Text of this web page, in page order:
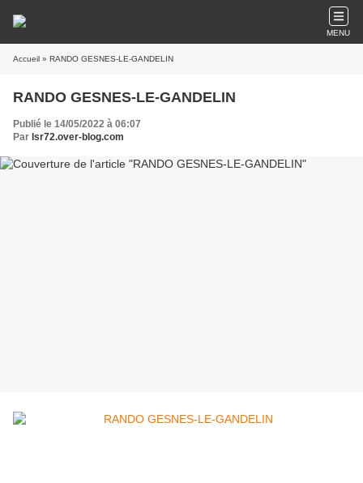
MENU
Accueil » RANDO GESNES-LE-GANDELIN
RANDO GESNES-LE-GANDELIN
Publié le 14/05/2022 à 06:07
Par lsr72.over-blog.com